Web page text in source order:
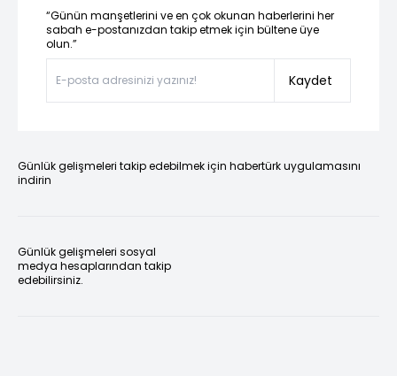
“Günün manşetlerini ve en çok okunan haberlerini her
sabah e-postanızdan takip etmek için bültene üye
olun.”
Kaydet
Günlük gelişmeleri takip edebilmek için habertürk uygulamasını
indirin
Günlük gelişmeleri sosyal
medya hesaplarından takip
edebilirsiniz.